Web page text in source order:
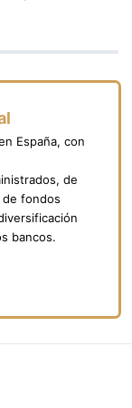
plan
España, con
de
de fondos
bancos.